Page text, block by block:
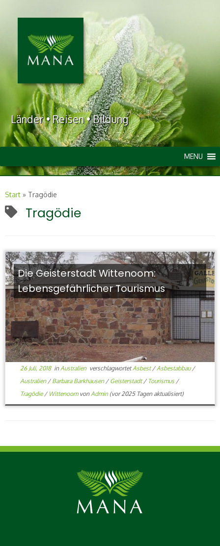
Länder • Reisen • Bildung
MENU
Start » Tragödie
Tragödie
Die Geisterstadt Wittenoom:
Lebensgefährlicher Tourismus
26 Juli, 2018in Australien verschlagwortetAsbest/ Asbestabbau/
Australien / Barbara Barkhausen / Geisterstadt/ Tourismus /
Tragödie / Wittenoom von Admin(vor 2025 Tagen aktualisiert)